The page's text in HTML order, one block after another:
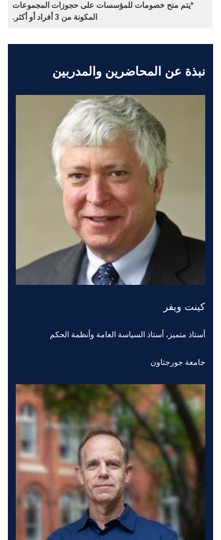
*يتم منح خصومات للمؤسسات على حجوزات المجموعات
المكونة من 3 أفراد أو أكثر.
نبذة عن المحاضرين والمدربين
كينت ويفر
أستاذ متميز، أستاذ السياسة العامة وأنظمة الحكم
جامعة جورجتاون